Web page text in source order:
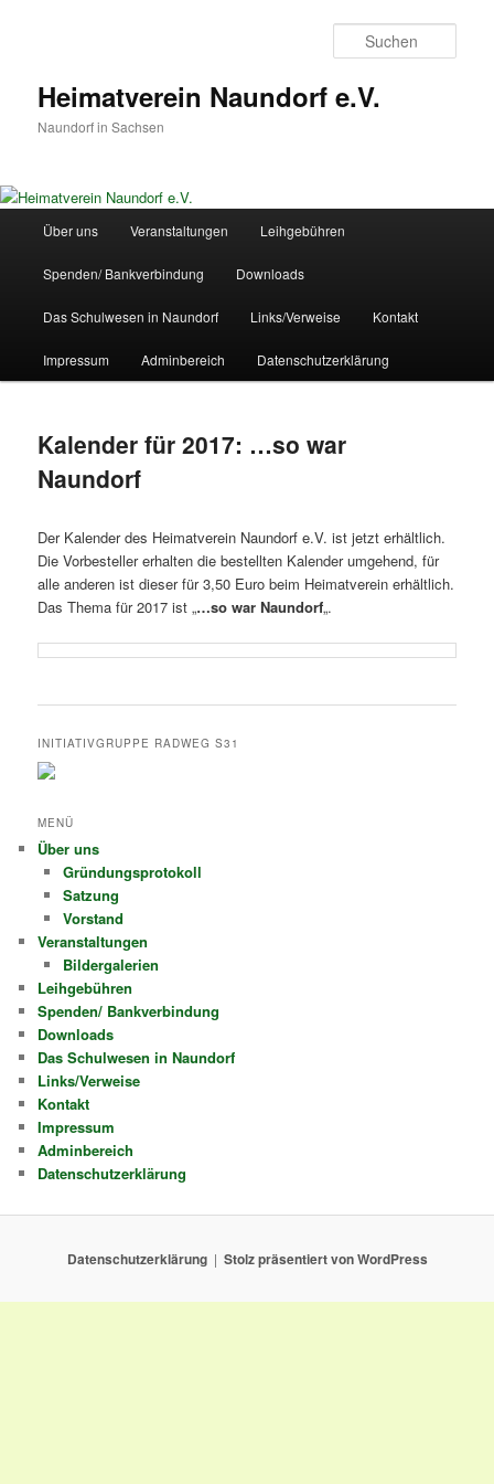
Heimatverein Naundorf e.V.
Naundorf in Sachsen
HauptmenüÜber uns Veranstaltungen Leihgebühren
Spenden/ Bankverbindung Downloads
Das Schulwesen in Naundorf Links/Verweise Kontakt
Impressum Adminbereich Datenschutzerklärung
Kalender für 2017: …so war
Naundorf
Der Kalender des Heimatverein Naundorf e.V. ist jetzt erhältlich.
Die Vorbesteller erhalten die bestellten Kalender umgehend, für
alle anderen ist dieser für 3,50 Euro beim Heimatverein erhältlich.
Das Thema für 2017 ist „…so war Naundorf„.
INITIATIVGRUPPE RADWEG S31
MENÜ
Über uns
Gründungsprotokoll
Satzung
Vorstand
Veranstaltungen
Bildergalerien
Leihgebühren
Spenden/ Bankverbindung
Downloads
Das Schulwesen in Naundorf
Links/Verweise
Kontakt
Impressum
Adminbereich
Datenschutzerklärung
Datenschutzerklärung Stolz präsentiert von WordPress